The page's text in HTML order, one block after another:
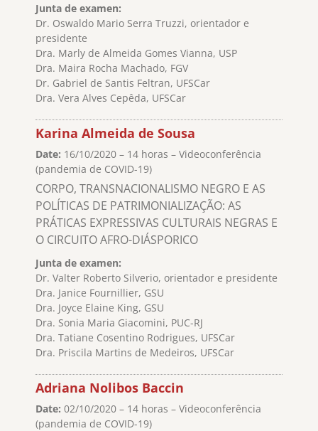
Junta de examen:
Dr. Oswaldo Mario Serra Truzzi, orientador e
presidente
Dra. Marly de Almeida Gomes Vianna, USP
Dra. Maira Rocha Machado, FGV
Dr. Gabriel de Santis Feltran, UFSCar
Dra. Vera Alves Cepêda, UFSCar
Karina Almeida de Sousa
Date: 16/10/2020 – 14 horas – Videoconferência
(pandemia de COVID-19)
CORPO, TRANSNACIONALISMO NEGRO E AS
POLÍTICAS DE PATRIMONIALIZAÇÃO: AS
PRÁTICAS EXPRESSIVAS CULTURAIS NEGRAS E
O CIRCUITO AFRO-DIÁSPORICO
Junta de examen:
Dr. Valter Roberto Silverio, orientador e presidente
Dra. Janice Fournillier, GSU
Dra. Joyce Elaine King, GSU
Dra. Sonia Maria Giacomini, PUC-RJ
Dra. Tatiane Cosentino Rodrigues, UFSCar
Dra. Priscila Martins de Medeiros, UFSCar
Adriana Nolibos Baccin
Date: 02/10/2020 – 14 horas – Videoconferência
(pandemia de COVID-19)